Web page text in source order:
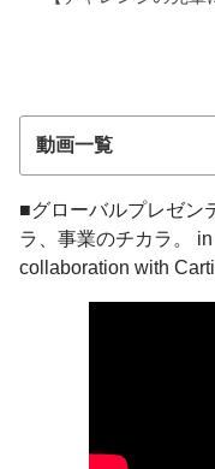
動画一覧
■グローバルプレゼン
ラ、事業のチカラ。
collaboration with